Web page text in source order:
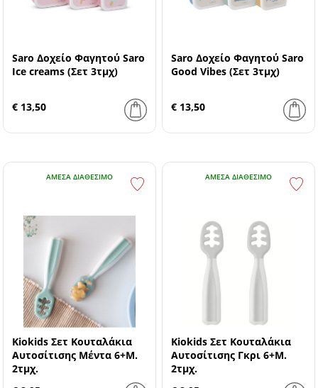
Saro Δοχείο Φαγητού Saro
Ice creams (Σετ 3τμχ)
€ 13,50
Saro Δοχείο Φαγητού Saro
Good Vibes (Σετ 3τμχ)
€ 13,50
ΆΜΕΣΑ ΔΙΑΘΈΣΙΜΟ
Kiokids Σετ Κουταλάκια
Αυτοσίτισης Μέντα 6+Μ.
2τμχ.
ΆΜΕΣΑ ΔΙΑΘΈΣΙΜΟ
Kiokids Σετ Κουταλάκια
Αυτοσίτισης Γκρι 6+Μ.
2τμχ.